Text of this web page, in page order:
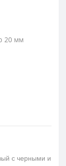
20 мм
с черными и